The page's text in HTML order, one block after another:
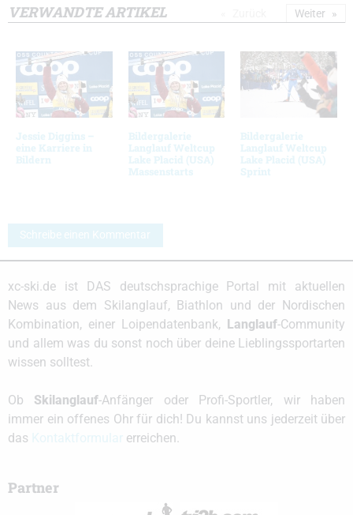
VERWANDTE ARTIKEL
Jessie Diggins –
eine Karriere in
Bildern
Bildergalerie
Langlauf Weltcup
Lake Placid (USA)
Massenstarts
Bildergalerie
Langlauf Weltcup
Lake Placid (USA)
Sprint
Weiter
Schreibe einen Kommentar
xc-ski.de ist DAS deutschsprachige Portal mit aktuellen
News aus dem Skilanglauf, Biathlon und der Nordischen
Kombination, einer Loipendatenbank,
Langlauf-Community
und allem was du sonst noch über deine Lieblingssportarten
wissen solltest.
Ob Skilanglauf-Anfänger oder Profi-Sportler, wir haben
immer ein offenes Ohr für dich! Du kannst uns jederzeit über
das
erreichen.
Partner